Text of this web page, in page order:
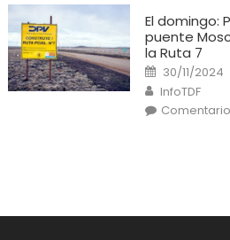
El domingo:
puente
la Ruta 7
Posted
on
30/11/2024
Author
InfoTDF